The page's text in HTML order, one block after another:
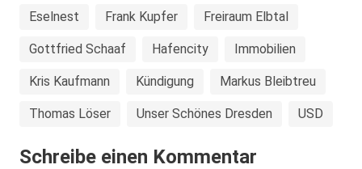
Eselnest Frank Kupfer Freiraum Elbtal
Gottfried Schaaf Hafencity Immobilien
Kris Kaufmann Kündigung Markus Bleibtreu
Thomas Löser Unser Schönes Dresden USD
Schreibe einen Kommentar